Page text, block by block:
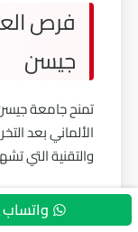
فرص
جيسن
تمنح جامعة
الألماني بعد
والتقنية التي
تزداد فرص
والعلمية
واتساب